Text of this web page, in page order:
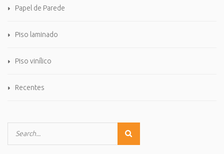
Papel de Parede
Piso laminado
Piso vinílico
Recentes